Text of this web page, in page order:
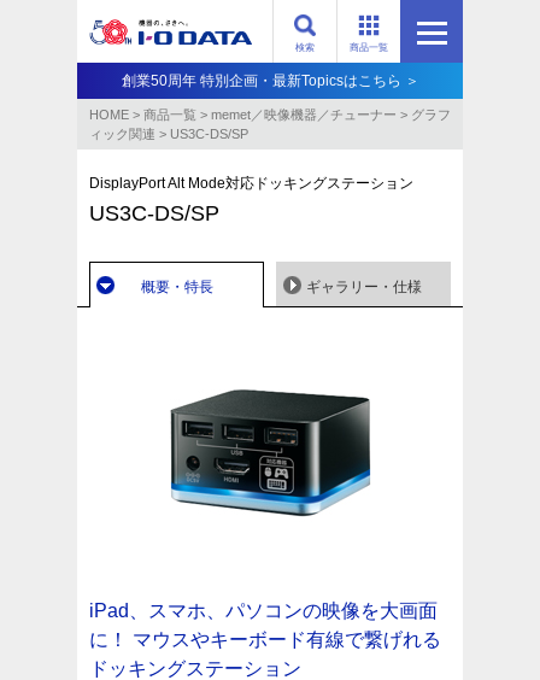
商品一覧
検索
創業50周年 特別企画・最新Topicsはこちら ＞
HOME > 商品一覧 > memet／映像機器／チューナー > グラフ
ィック関連 > US3C-DS/SP
DisplayPort Alt Mode対応ドッキングステーション
US3C-DS/SP
概要・特長 ギャラリー・仕様
iPad、スマホ、パソコンの映像を大画面
に！
マウスやキーボード有線で繋げれる
ドッキングステーション